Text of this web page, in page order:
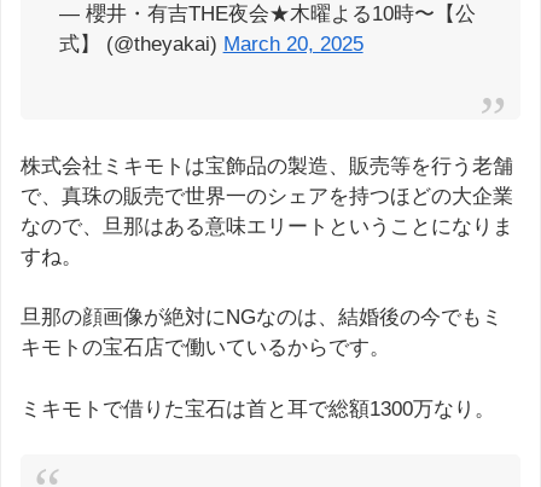
— 櫻井・有吉THE夜会★木曜よる10時〜【公
式】 (@theyakai) March 20, 2025
株式会社ミキモトは宝飾品の製造、販売等を行う老舗
で、真珠の販売で世界一のシェアを持つほどの大企業
なので、旦那はある意味エリートということになりま
すね。
旦那の顔画像が絶対にNGなのは、結婚後の今でもミ
キモトの宝石店で働いているからです。
ミキモトで借りた宝石は首と耳で総額1300万なり。